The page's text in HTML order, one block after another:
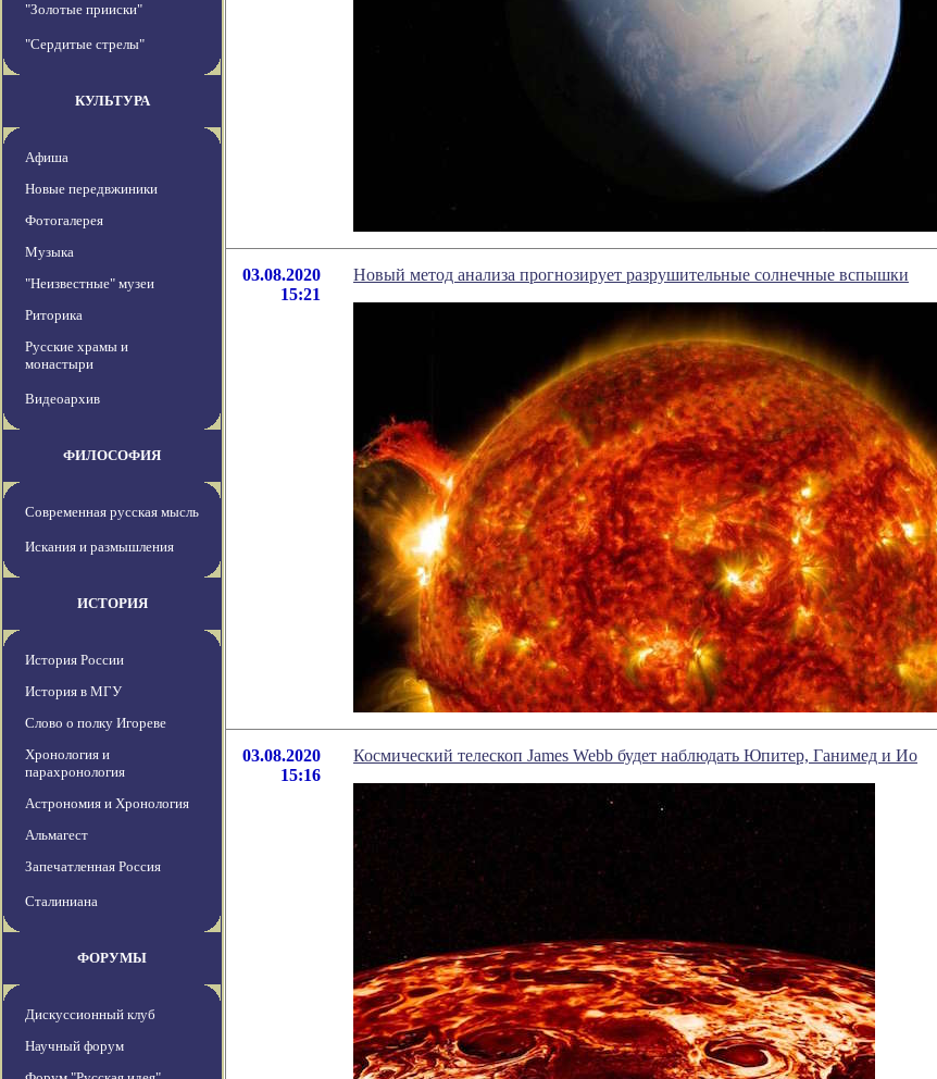
"Золотые прииски"
"Сердитые стрелы"
КУЛЬТУРА
Афиша
Новые передвжиники
Фотогалерея
Музыка
"Неизвестные" музеи
Риторика
Русские храмы и
монастыри
Видеоархив
ФИЛОСОФИЯ
Современная русская мысль
Искания и размышления
ИСТОРИЯ
История России
История в МГУ
Слово о полку Игореве
Хронология и
парахронология
Астрономия и Хронология
Альмагест
Запечатленная Россия
Сталиниана
ФОРУМЫ
Дискуссионный клуб
Научный форум
03.08.2020
15:21
Новый метод анализа прогнозирует разрушительные солнечные вспышки
03.08.2020
15:16
Космический телескоп James Webb будет наблюдать Юпитер, Ганимед и Ио